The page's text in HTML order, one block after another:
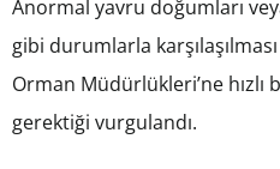
Anormal yavru doğumları
gibi durumlarla
Orman Müdürlükleri’ne
gerektiği vurgulandı.